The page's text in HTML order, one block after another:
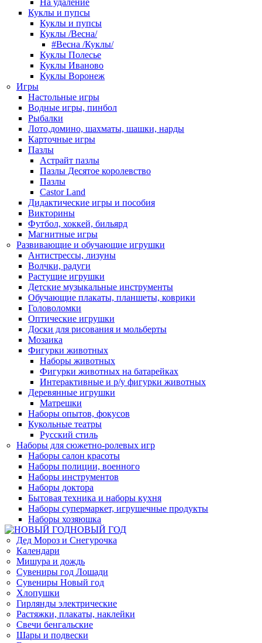
На удаление
Куклы и пупсы
Куклы и пупсы
Куклы /Весна/
#Весна /Куклы/
Куклы Полесье
Куклы Иваново
Куклы Воронеж
Игры
Настольные игры
Водные игры, пинбол
Рыбалки
Лото,домино, шахматы, шашки, нарды
Карточные игры
Пазлы
Астрайт пазлы
Пазлы Десятое королевство
Пазлы
Castor Land
Дидактические игры и пособия
Викторины
Футбол, хоккей, бильярд
Магнитные игры
Развивающие и обучающие игрушки
Антистрессы, лизуны
Волчки, радуги
Растущие игрушки
Детские музыкальные инструменты
Обучающие плакаты, планшеты, коврики
Головоломки
Оптические игрушки
Доски для рисования и мольберты
Мозаика
Фигурки животных
Наборы животных
Фигурки животных на батарейках
Интерактивные и р/у фигурки животных
Деревянные игрушки
Матрешки
Наборы опытов, фокусов
Кукольные театры
Русский стиль
Наборы для сюжетно-ролевых игр
Наборы салон красоты
Наборы полиции, военного
Наборы инструментов
Наборы доктора
Бытовая техника и наборы кухня
Наборы супермаркет, игрушечные продукты
Наборы хозяюшка
НОВЫЙ ГОД
Дед Мороз и Снегурочка
Календари
Мишура и дождь
Сувениры год Лошади
Сувениры Новый год
Хлопушки
Гирлянды электрические
Растяжки, плакаты, наклейки
Свечи бенгальские
Шары и подвески